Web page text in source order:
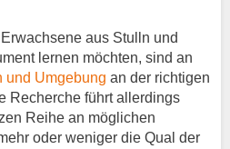
aus Stulln und
lernen möchten, sind an
und Umgebung an der richtigen
Recherche führt allerdings
Reihe an möglichen
oder weniger die Qual der